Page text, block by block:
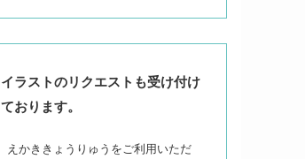
イラストのリクエストも受け付け
ております。
えかききょうりゅうをご利用いただ